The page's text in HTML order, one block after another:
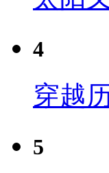
4
穿越
5